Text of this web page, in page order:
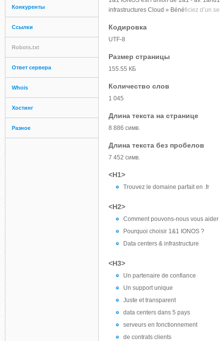
Конкуренты
Ссылки
Robots.txt
Ответ сервера
Whois
Хостинг
Разное
infrastructures Cloud » Bénéficiez d’un
Кодировка
UTF-8
Размер страницы
155.55 КБ
Количество слов
1 045
Длина текста на странице
8 886 симв.
Длина текста без пробелов
7 452 симв.
<H1>
Trouvez le domaine parfait en .fr
<H2>
Comment pouvons-nous vous aider
Pourquoi choisir 1&1 IONOS ?
Data centers & infrastructure
<H3>
Un partenaire de confiance
Un support unique
Juste et transparent
data centers dans 5 pays
serveurs en fonctionnement
de contrats clients